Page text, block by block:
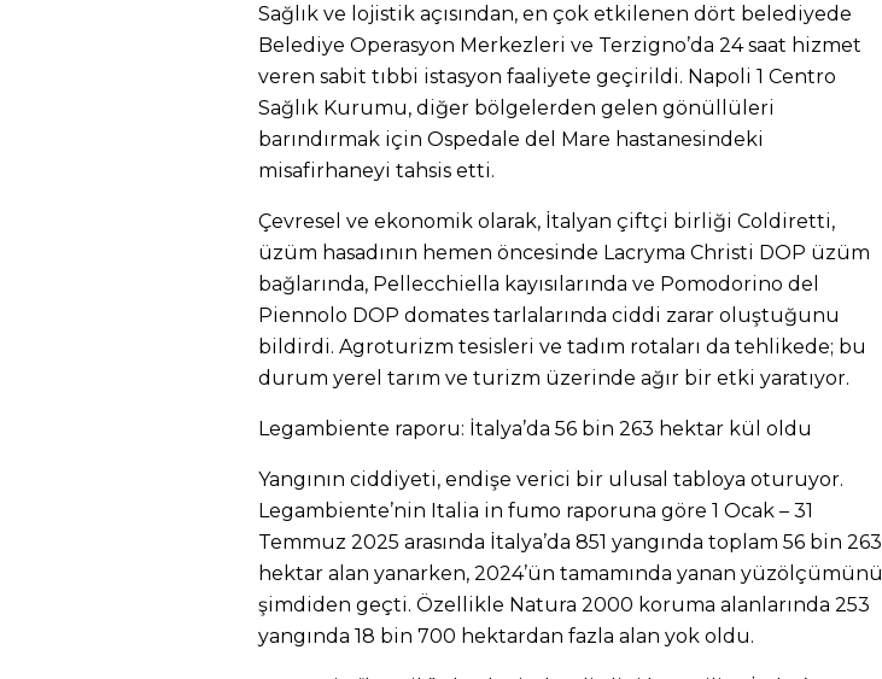
Sağlık ve lojistik açısından, en çok etkilenen dört belediyede
Belediye Operasyon Merkezleri ve Terzigno’da 24 saat hizmet
veren sabit tıbbi istasyon faaliyete geçirildi. Napoli 1 Centro
Sağlık Kurumu, diğer bölgelerden gelen gönüllüleri
barındırmak için Ospedale del Mare hastanesindeki
misafirhaneyi tahsis etti.
Çevresel ve ekonomik olarak, İtalyan çiftçi birliği Coldiretti,
üzüm hasadının hemen öncesinde Lacryma Christi DOP üzüm
bağlarında, Pellecchiella kayısılarında ve Pomodorino del
Piennolo DOP domates tarlalarında ciddi zarar oluştuğunu
bildirdi. Agroturizm tesisleri ve tadım rotaları da tehlikede; bu
durum yerel tarım ve turizm üzerinde ağır bir etki yaratıyor.
Legambiente raporu: İtalya’da 56 bin 263 hektar kül oldu
Yangının ciddiyeti, endişe verici bir ulusal tabloya oturuyor.
Legambiente’nin Italia in fumo raporuna göre 1 Ocak – 31
Temmuz 2025 arasında İtalya’da 851 yangında toplam 56 bin 263
hektar alan yanarken, 2024’ün tamamında yanan yüzölçümünü
şimdiden geçti. Özellikle Natura 2000 koruma alanlarında 253
yangında 18 bin 700 hektardan fazla alan yok oldu.